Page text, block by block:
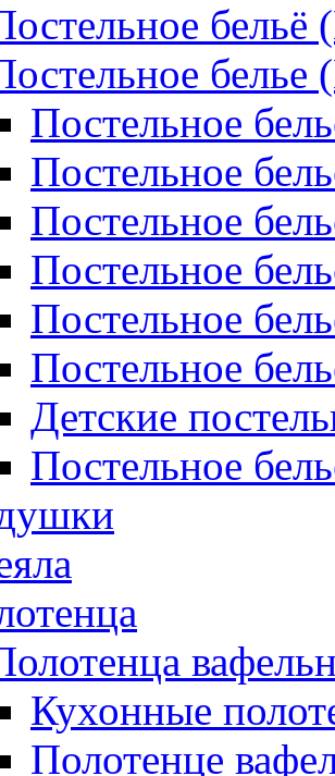
Постельное
Постельное
Постельное
Постельное
Постельное
Постельное
Детские
Постельное
Кухонные
Полотенце